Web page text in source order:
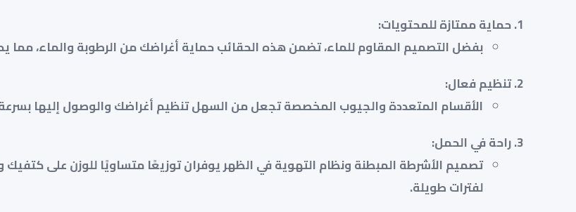
حماية ممتازة للمحتويات:
بفضل التصميم المقاوم للماء، تضمن هذه الحقائب حماية أغراضك من الرطوبة والماء، مما
تنظيم فعال:
الأقسام المتعددة والجيوب المخصصة تجعل من السهل تنظيم أغراضك والوصول إليها
راحة في الحمل:
تصميم الأشرطة المبطنة ونظام التهوية في الظهر يوفران توزيعًا متساويًا للوزن على
لفترات طويلة.